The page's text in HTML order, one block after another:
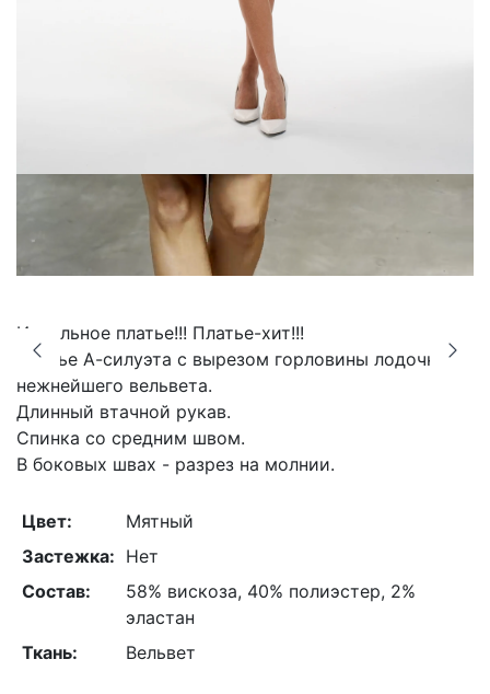
Идеальное платье!!! Платье-хит!!!
Платье А-силуэта с вырезом горловины лодочка из
нежнейшего вельвета.
Длинный втачной рукав.
Спинка со средним швом.
В боковых швах - разрез на молнии.
Цвет:
Мятный
Застежка: Нет
Состав:
58% вискоза, 40% полиэстер, 2%
эластан
Ткань:
Вельвет